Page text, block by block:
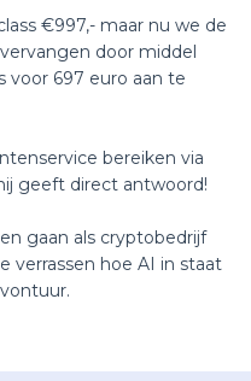
€997,- maar nu we de
door middel
voor 697 euro aan te
bereiken via
geeft direct antwoord!
gaan als cryptobedrijf
verrassen hoe AI in staat